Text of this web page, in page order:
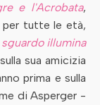
e l'Acrobata,
per tutte le età,
illumina
sua amicizia
prima e sulla
di Asperger -